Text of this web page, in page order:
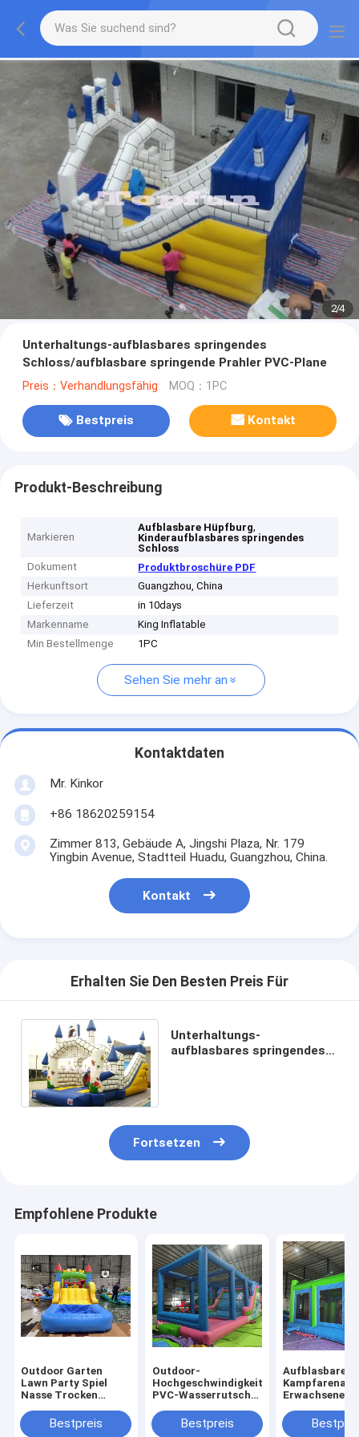
2/4
Unterhaltungs-aufblasbares springendes
Schloss/aufblasbare springende Prahler PVC-Plane
Preis：Verhandlungsfähig MOQ：1PC
Bestpreis Kontakt
Produkt-Beschreibung
Markieren
Aufblasbare Hüpfburg,
Kinderaufblasbares springendes
Schloss
Dokument
Produktbroschüre PDF
Herkunftsort
Guangzhou, China
Lieferzeit
in 10days
Markenname
King Inflatable
Min Bestellmenge
1PC
Sehen Sie mehr an
Kontaktdaten
Mr. Kinkor
+86 18620259154
Zimmer 813, Gebäude A, Jingshi Plaza, Nr. 179
Yingbin Avenue, Stadtteil Huadu, Guangzhou, China.
Kontakt
Erhalten Sie Den Besten Preis Für
Unterhaltungs-
aufblasbares springendes
Fortsetzen
Empfohlene Produkte
Outdoor Garten
Lawn Party Spiel
Nasse Trocken
Sprunghaus Combo
Hindernisplatz mit
Bestpreis
Outdoor-
Hochgeschwindigkeits-
PVC-Wasserrutsche
AufblasenBestpreis
Aufblasbare
Kampfarena
Erwachsene
Aufblasbare
Gladiatoren